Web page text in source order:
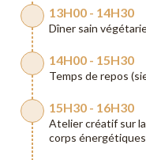
13H00 - 14H30
Dîner sain
14H00 - 15H30
Temps de repos
15H30 - 16H30
Atelier créatif sur
corps énergétiques